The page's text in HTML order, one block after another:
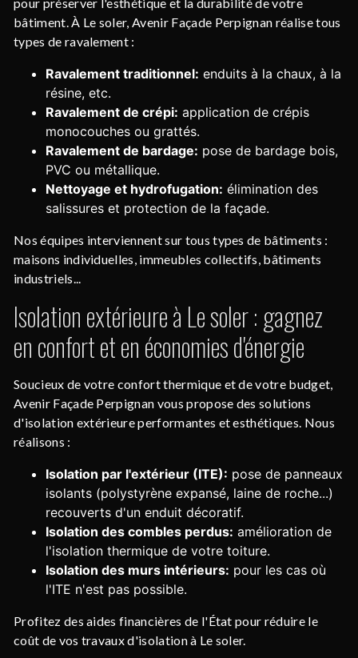
bâtiment. À Le soler, Avenir Façade Perpignan réalise tous
types de ravalement :
Ravalement traditionnel: enduits à la chaux, à la
résine, etc.
Ravalement de crépi: application de crépis
monocouches ou grattés.
Ravalement de bardage: pose de bardage bois,
PVC ou métallique.
Nettoyage et hydrofugation: élimination des
salissures et protection de la façade.
Nos équipes interviennent sur tous types de bâtiments :
maisons individuelles, immeubles collectifs, bâtiments
industriels...
Isolation extérieure à Le soler : gagnez
en confort et en économies d'énergie
Soucieux de votre confort thermique et de votre budget,
Avenir Façade Perpignan vous propose des solutions
d'isolation extérieure performantes et esthétiques. Nous
réalisons :
Isolation par l'extérieur (ITE): pose de panneaux
isolants (polystyrène expansé, laine de roche...)
recouverts d'un enduit décoratif.
Isolation des combles perdus: amélioration de
l'isolation thermique de votre toiture.
Isolation des murs intérieurs: pour les cas où
l'ITE n'est pas possible.
Profitez des aides financières de l'État pour réduire le
coût de vos travaux d'isolation à Le soler.